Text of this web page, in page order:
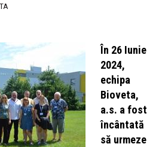
În 26 Iunie
2024,
echipa
Bioveta,
a.s. a fost
încântată
să urmeze